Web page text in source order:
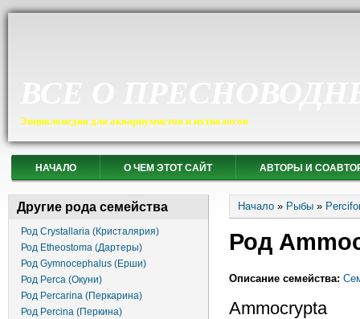
Энциклопедия для аквариумистов и ихтиологов
НАЧАЛО О ЧЕМ ЭТОТ САЙТ АВТОРЫ И
Другие рода семейства
Род Crystallaria (Кристалярия)
Род Etheostoma (Дартеры)
Род Gymnocephalus (Ерши)
Род Perca (Окуни)
Род Percarina (Перкарина)
Род Percina (Перкина)
Вы здесь
Начало » Рыбы »
Род
Описание семейства:
Ammocrypta